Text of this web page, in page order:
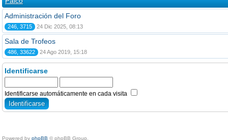
Administración del Foro
246, 3715 24 Dic 2025, 08:13
Sala de Trofeos
486, 33622 24 Ago 2019, 15:18
Identificarse
Identificarse automáticamente en cada visita
Powered by phpBB © phpBB Group.